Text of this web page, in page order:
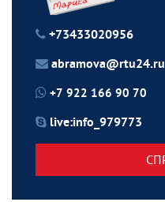
+73433020956
abramova@rtu24.ru
+7 922 166 90 70
live:info_979773